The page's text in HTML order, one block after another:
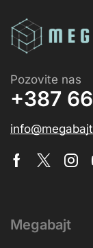
Pozovite nas
+387
Megabajt